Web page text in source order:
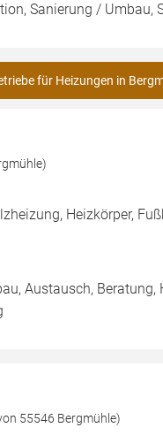
Sanierung / Umbau,
für Heizungen in
Heizkörper,
Austausch,
55546 Bergmühle)